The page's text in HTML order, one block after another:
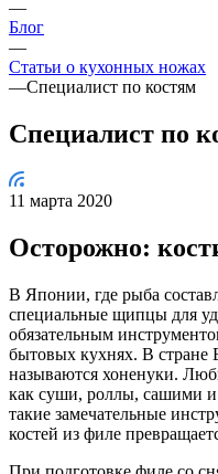
—
Блог
—
Статьи о кухонных ножах
—Специалист по костям
Специалист по
11 марта 2020
Осторожно:
В Японии, где рыба
специальные щипцы для
обязательным
бытовых кухнях. В стране
называются хоненуки.
как суши, роллы, сашими и
такие замечательные
костей из филе